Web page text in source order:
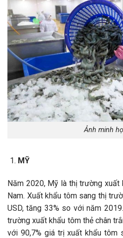
Ảnh minh
MỸ
Năm 2020, Mỹ là thị trường xuất
Nam. Xuất khẩu tôm sang thị
USD, tăng 33% so với năm
trường xuất khẩu tôm thẻ chân
với 90,7% giá trị xuất khẩu tôm